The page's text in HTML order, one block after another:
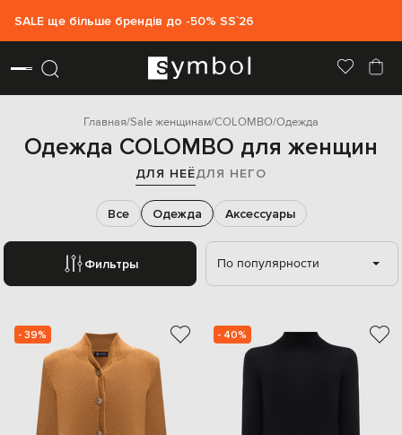
SALE ще більше брендів до -50% SS`26
Главная Sale женщинам COLOMBO Одежда
Одежда COLOMBO для женщин
ДЛЯ НЕЁДЛЯ НЕГО
Фильтры
Все Одежда Аксессуары
По популярности
- 39% - 40%